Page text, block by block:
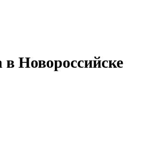
Новороссийске